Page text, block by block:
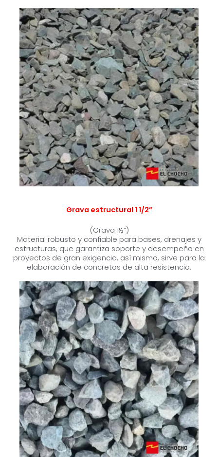
Grava estructural 1 1/2”
(Grava 1½”)
Material robusto y confiable para bases, drenajes y
estructuras, que garantiza soporte y desempeño en
proyectos de gran exigencia, así mismo, sirve para la
elaboración de concretos de alta resistencia.